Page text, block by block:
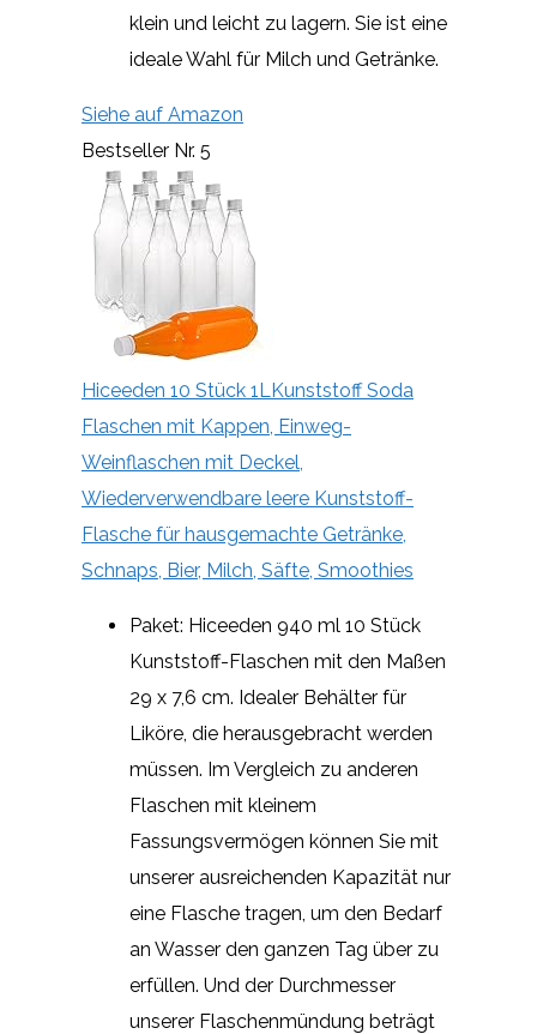
klein und leicht zu lagern. Sie ist eine
ideale Wahl für Milch und Getränke.
Siehe auf Amazon
Bestseller Nr. 5
Hiceeden 10 Stück 1LKunststoff Soda
Flaschen mit Kappen, Einweg-
Weinflaschen mit Deckel,
Wiederverwendbare leere Kunststoff-
Flasche für hausgemachte Getränke,
Schnaps, Bier, Milch, Säfte, Smoothies
Paket: Hiceeden 940 ml 10 Stück
Kunststoff-Flaschen mit den Maßen
29 x 7,6 cm. Idealer Behälter für
Liköre, die herausgebracht werden
müssen. Im Vergleich zu anderen
Flaschen mit kleinem
Fassungsvermögen können Sie mit
unserer ausreichenden Kapazität nur
eine Flasche tragen, um den Bedarf
an Wasser den ganzen Tag über zu
erfüllen. Und der Durchmesser
unserer Flaschenmündung beträgt